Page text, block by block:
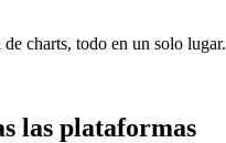
charts, todo en un solo lugar.
las plataformas